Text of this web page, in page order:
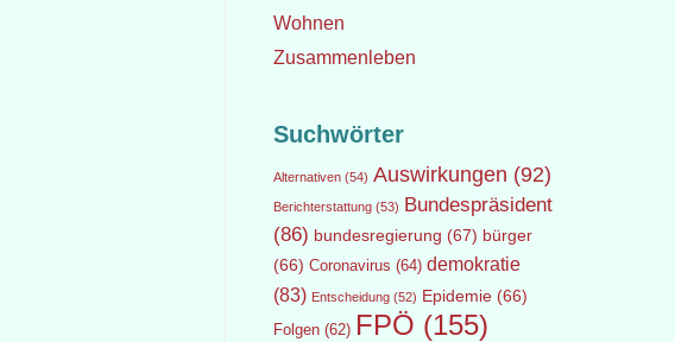
Wohnen
Zusammenleben
Suchwörter
Alternativen(54) Auswirkungen (92)
Berichterstattung(53) Bundespräsident
(86) bundesregierung (67) bürger
(66) Coronavirus (64) demokratie
(83) Entscheidung(52) Epidemie(66)
Folgen(62) FPÖ (155)